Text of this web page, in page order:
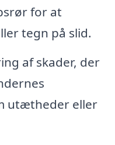
for at
tegn på slid.
af skader, der
utætheder eller